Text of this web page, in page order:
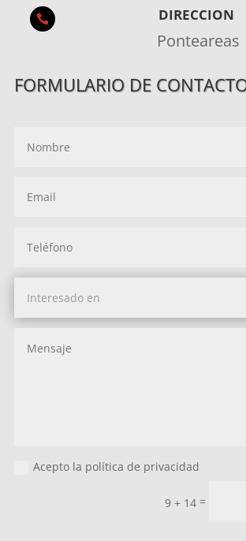
 DIRECCION
Ponteareas
FORMULARIO DE
Acepto la política de privacidad
9 + 14 =